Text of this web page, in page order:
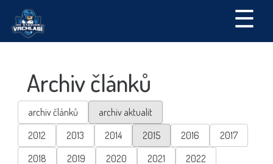
☰
Archiv článků
archiv článků
archiv aktualit
2012
2013 2014 2015 2016
2017
2018
2019 2020 2021
2022